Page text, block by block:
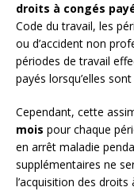
droits à congés
Code du travail, les
ou d’accident non
périodes de travail
payés lorsqu’elles
Cependant, cette
mois pour chaque
en arrêt maladie
supplémentaires ne
l’acquisition des droits